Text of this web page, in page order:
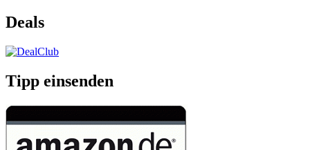
Deals
Tipp einsenden